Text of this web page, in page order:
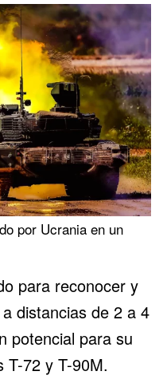
por Ucrania en un
para reconocer y
distancias de 2 a 4
potencial para su
T-72 y T-90M.